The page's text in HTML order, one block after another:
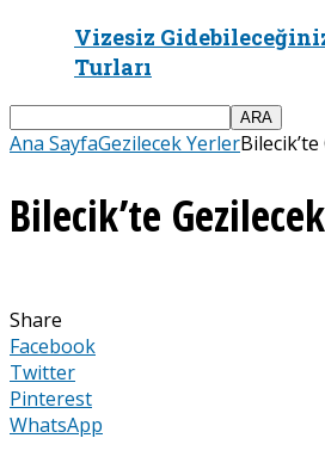
Vizesiz
Turları
Ana SayfaGezilecek Yerler
Bilecik’te
Share
Facebook
Twitter
Pinterest
WhatsApp